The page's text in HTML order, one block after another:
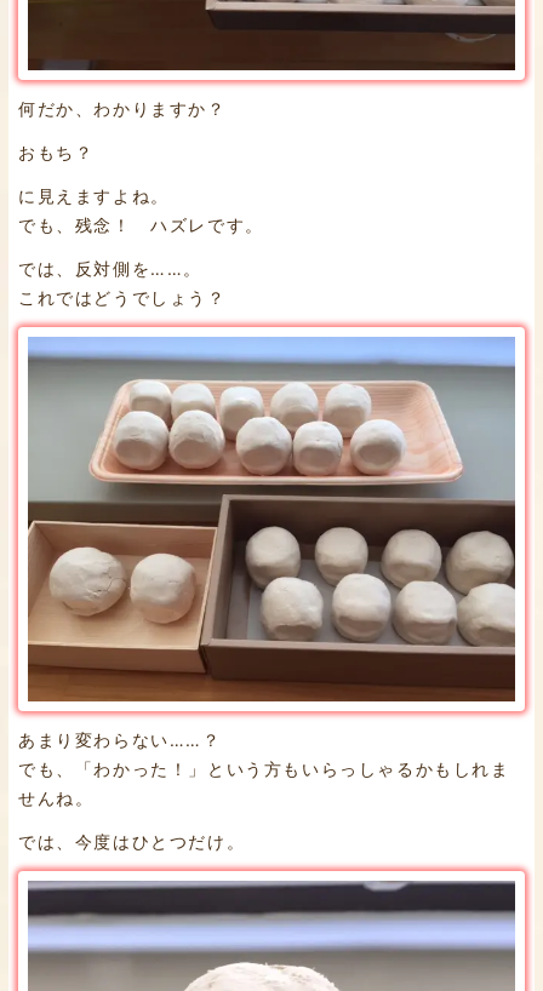
何だか、わかりますか？
おもち？
に見えますよね。
でも、残念！ ハズレです。
では、反対側を……。
これではどうでしょう？
あまり変わらない……？
でも、「わかった！」という方もいらっしゃるかもしれま
せんね。
では、今度はひとつだけ。